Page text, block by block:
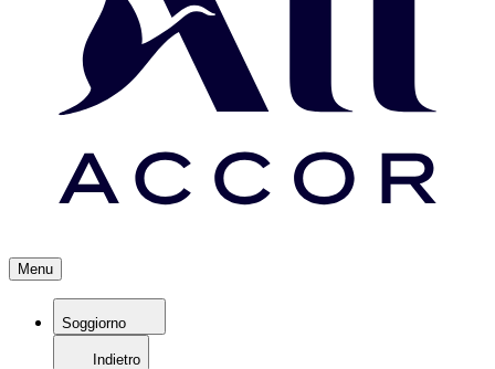
Menu
Soggiorno
Indietro